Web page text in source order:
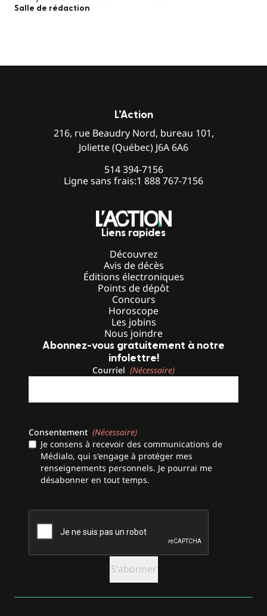
Salle de rédaction
L’Action
216, rue Beaudry Nord, bureau 101,
Joliette (Québec) J6A 6A6
514 394-7156
Ligne sans frais:1 888 767-7156
Liens rapides
Découvrez
Avis de décès
Éditions électroniques
Points de dépôt
Concours
Horoscope
Les jobins
Nous joindre
Abonnez-vous gratuitement à notre
infolettre!
Courriel (Nécessaire)
Consentement (Nécessaire)
Je consens à recevoir des communications de
Médialo, qui s'engage à protéger mes
renseignements personnels. Je pourrai me
désabonner en tout temps.
CAPTCHA